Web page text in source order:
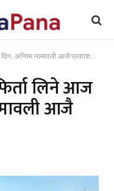
अन्तिम नामावली आजै प्रकाशन हुने
लिने आज
आजै